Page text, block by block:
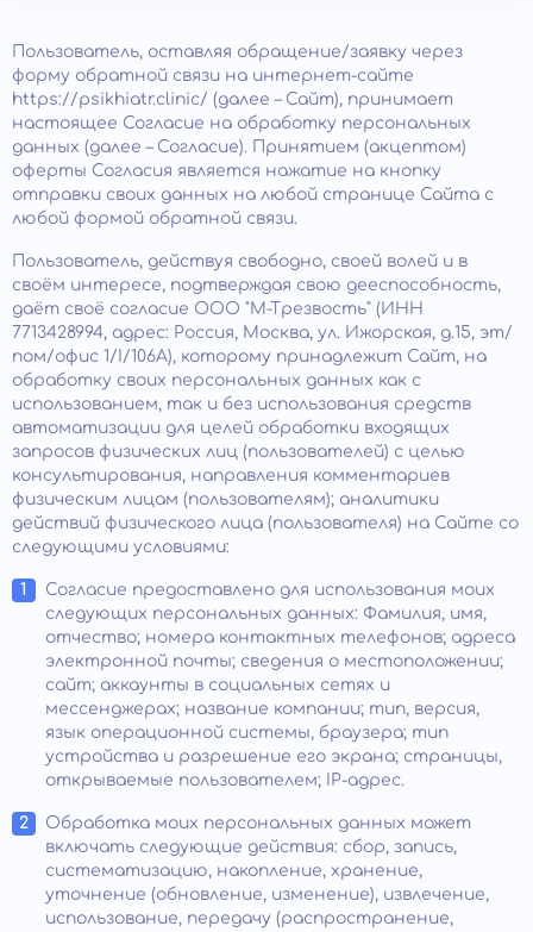
Пользователь, оставляя обращение/заявку через
форму обратной связи на интернет-сайте
https://psikhiatr.clinic/ (далее – Сайт), принимает
настоящее Согласие на обработку персональных
данных (далее – Согласие). Принятием (акцептом)
оферты Согласия является нажатие на кнопку
отправки своих данных на любой странице Сайта с
любой формой обратной связи.
Пользователь, действуя свободно, своей волей и в
своём интересе, подтверждая свою дееспособность,
даёт своё согласие ООО "М-Трезвость" (ИНН
7713428994, адрес: Россия, Москва, ул. Ижорская, д.15, эт/
пом/офис 1/I/106А), которому принадлежит Сайт, на
обработку своих персональных данных как с
использованием, так и без использования средств
автоматизации для целей обработки входящих
запросов физических лиц (пользователей) с целью
консультирования, направления комментариев
физическим лицам (пользователям); аналитики
действий физического лица (пользователя) на Сайте со
следующими условиями:
Согласие предоставлено для использования моих
следующих персональных данных: Фамилия, имя,
отчество; номера контактных телефонов; адреса
электронной почты; сведения о местоположении;
сайт; аккаунты в социальных сетях и
мессенджерах; название компании; тип, версия,
язык операционной системы, браузера; тип
устройства и разрешение его экрана; страницы,
открываемые пользователем; IP-адрес.
Обработка моих персональных данных может
включать следующие действия: сбор, запись,
систематизацию, накопление, хранение,
уточнение (обновление, изменение), извлечение,
использование, передачу (распространение,